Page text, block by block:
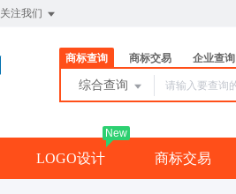
关注我们
商标查询 商标交易 企业查询
综合查询
LOGO设计
New
商标交易